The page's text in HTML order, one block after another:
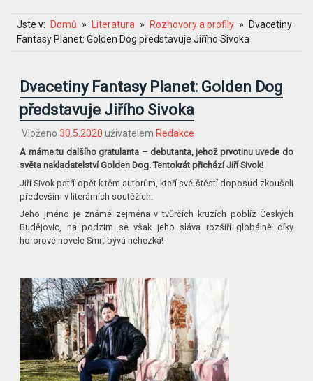
Jste v: Domů Literatura Rozhovory a profily
Dvacetiny
Fantasy Planet: Golden Dog představuje Jiřího Sivoka
Dvacetiny Fantasy Planet: Golden Dog
představuje Jiřího Sivoka
Vloženo 30.5.2020 uživatelem Redakce
A máme tu dalšího gratulanta – debutanta, jehož prvotinu uvede do
světa nakladatelství Golden Dog. Tentokrát přichází Jiří Sivok!
Jiří Sivok patří opět k těm autorům, kteří své štěstí doposud zkoušeli
především v literárních soutěžích.
Jeho jméno je známé zejména v tvůrčích kruzích poblíž Českých
Budějovic, na podzim se však jeho sláva rozšíří globálně díky
hororové novele Smrt bývá nehezká!